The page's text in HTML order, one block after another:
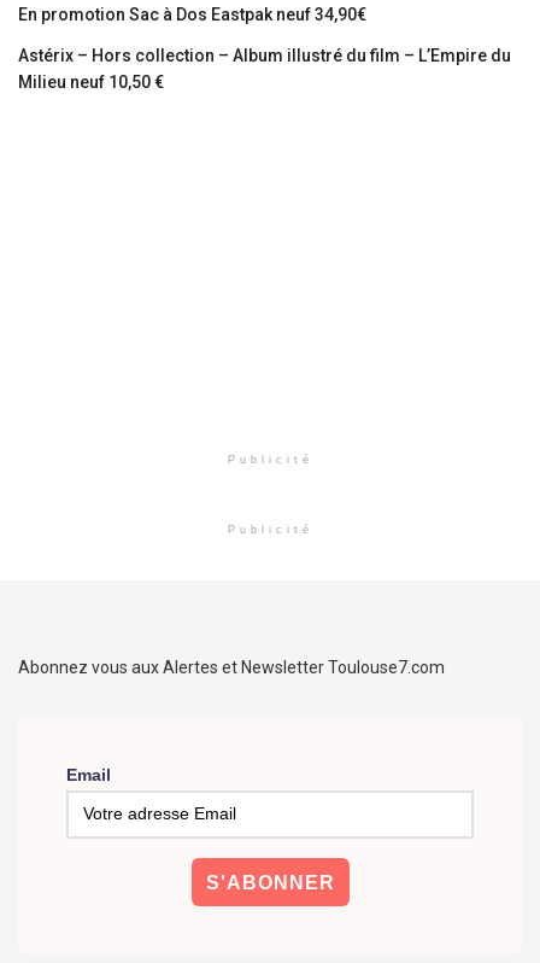
En promotion Sac à Dos Eastpak neuf 34,90€
Astérix – Hors collection – Album illustré du film – L’Empire du
Milieu neuf 10,50 €
Publicité
Publicité
Abonnez vous aux Alertes et Newsletter Toulouse7.com
Email